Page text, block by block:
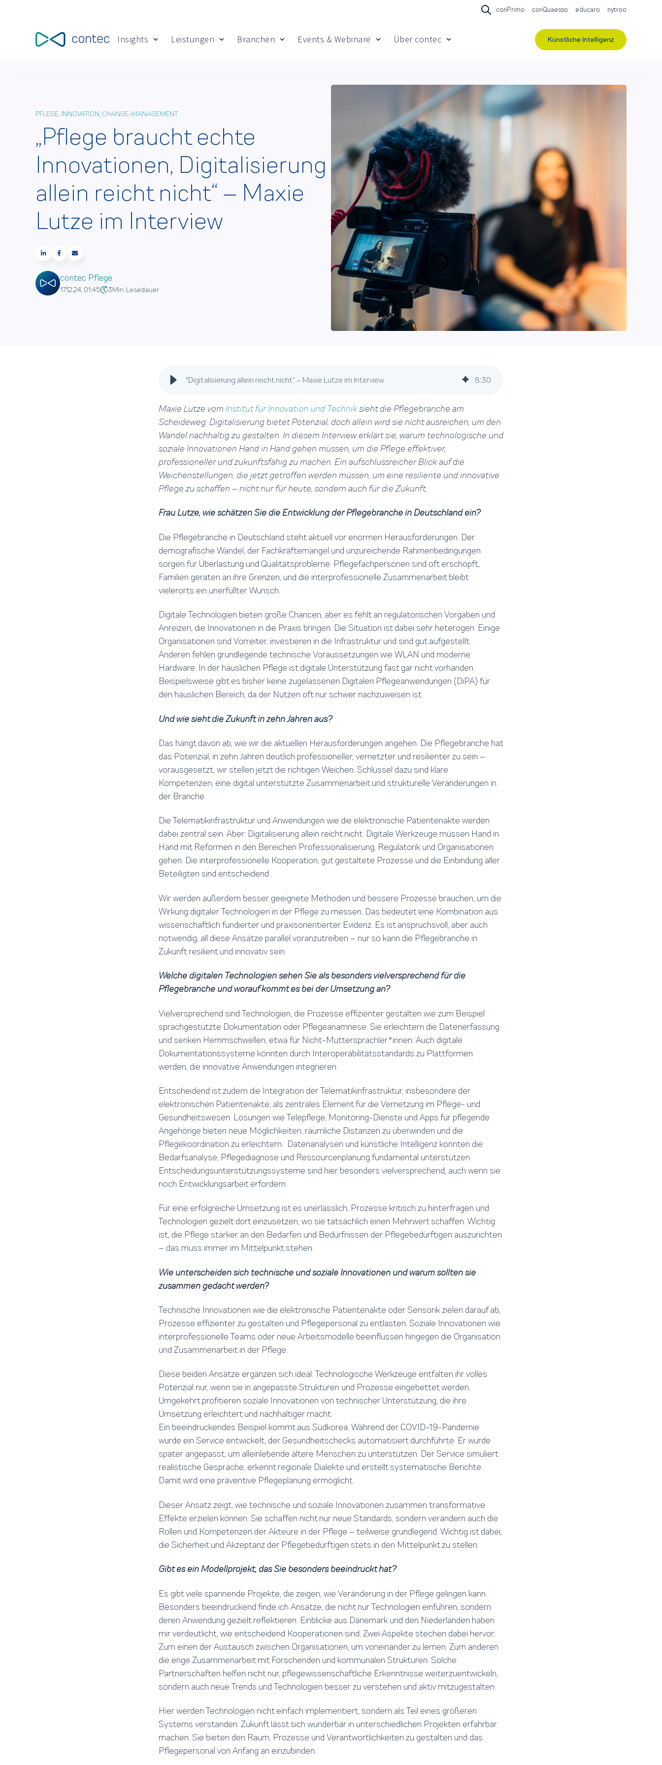
Open search
conPrimo conQuaesso educaro nytroo
Insights
Show submenu for Insights
Leistungen
Show submenu for Leistungen
Branchen
Show submenu for Branchen
Events & Webinare
Show submenu for Events & Webinare
Über contec
Show submenu for Über contec
Künstliche Intelligenz
PFLEGE, INNOVATION, CHANGE-MANAGEMENT
„Pflege braucht echte
Innovationen, Digitalisierung
allein reicht nicht“ – Maxie
Lutze im Interview
contec Pflege
17.12.24, 01:45 3Min. Lesedauer
"Digitalisierung allein reicht nicht“ – Maxie Lutze im Interview 8:30
Maxie Lutze vom Institut für Innovation und Techniksieht die Pflegebranche am
Scheideweg: Digitalisierung bietet Potenzial, doch allein wird sie nicht ausreichen, um den
Wandel nachhaltig zu gestalten. In diesem Interview erklärt sie, warum technologische und
soziale Innovationen Hand in Hand gehen müssen, um die Pflege effektiver,
professioneller und zukunftsfähig zu machen. Ein aufschlussreicher Blick auf die
Weichenstellungen, die jetzt getroffen werden müssen, um eine resiliente und innovative
Pflege zu schaffen – nicht nur für heute, sondern auch für die Zukunft.
Frau Lutze, wie schätzen Sie die Entwicklung der Pflegebranche in Deutschland ein?
Die Pflegebranche in Deutschland steht aktuell vor enormen Herausforderungen. Der
demografische Wandel, der Fachkräftemangel und unzureichende Rahmenbedingungen
sorgen für Überlastung und Qualitätsprobleme. Pflegefachpersonen sind oft erschöpft,
Familien geraten an ihre Grenzen, und die interprofessionelle Zusammenarbeit bleibt
vielerorts ein unerfüllter Wunsch.
Digitale Technologien bieten große Chancen, aber es fehlt an regulatorischen Vorgaben und
Anreizen, die Innovationen in die Praxis bringen. Die Situation ist dabei sehr heterogen: Einige
Organisationen sind Vorreiter, investieren in die Infrastruktur und sind gut aufgestellt.
Anderen fehlen grundlegende technische Voraussetzungen wie WLAN und moderne
Hardware. In der häuslichen Pflege ist digitale Unterstützung fast gar nicht vorhanden.
Beispielsweise gibt es bisher keine zugelassenen Digitalen Pflegeanwendungen (DiPA) für
den häuslichen Bereich, da der Nutzen oft nur schwer nachzuweisen ist.
Und wie sieht die Zukunft in zehn Jahren aus?
Das hängt davon ab, wie wir die aktuellen Herausforderungen angehen. Die Pflegebranche hat
das Potenzial, in zehn Jahren deutlich professioneller, vernetzter und resilienter zu sein –
vorausgesetzt, wir stellen jetzt die richtigen Weichen. Schlüssel dazu sind klare
Kompetenzen, eine digital unterstützte Zusammenarbeit und strukturelle Veränderungen in
der Branche.
Die Telematikinfrastruktur und Anwendungen wie die elektronische Patientenakte werden
dabei zentral sein. Aber: Digitalisierung allein reicht nicht. Digitale Werkzeuge müssen Hand in
Hand mit Reformen in den Bereichen Professionalisierung, Regulatorik und Organisationen
gehen. Die interprofessionelle Kooperation, gut gestaltete Prozesse und die Einbindung aller
Beteiligten sind entscheidend.
Wir werden außerdem besser geeignete Methoden und bessere Prozesse brauchen, um die
Wirkung digitaler Technologien in der Pflege zu messen. Das bedeutet eine Kombination aus
wissenschaftlich fundierter und praxisorientierter Evidenz. Es ist anspruchsvoll, aber auch
notwendig, all diese Ansätze parallel voranzutreiben – nur so kann die Pflegebranche in
Zukunft resilient und innovativ sein.
Welche digitalen Technologien sehen Sie als besonders vielversprechend für die
Pflegebranche und worauf kommt es bei der Umsetzung an?
Vielversprechend sind Technologien, die Prozesse effizienter gestalten wie zum Beispiel
sprachgestützte Dokumentation oder Pflegeanamnese. Sie erleichtern die Datenerfassung
und senken Hemmschwellen, etwa für Nicht-Muttersprachler*innen. Auch digitale
Dokumentationssysteme könnten durch Interoperabilitätsstandards zu Plattformen
werden, die innovative Anwendungen integrieren.
Entscheidend ist zudem die Integration der Telematikinfrastruktur, insbesondere der
elektronischen Patientenakte, als zentrales Element für die Vernetzung im Pflege- und
Gesundheitswesen. Lösungen wie Telepflege, Monitoring-Dienste und Apps für pflegende
Angehörige bieten neue Möglichkeiten, räumliche Distanzen zu überwinden und die
Pflegekoordination zu erleichtern. Datenanalysen und künstliche Intelligenz könnten die
Bedarfsanalyse, Pflegediagnose und Ressourcenplanung fundamental unterstützen.
Entscheidungsunterstützungssysteme sind hier besonders vielversprechend, auch wenn sie
noch Entwicklungsarbeit erfordern.
Für eine erfolgreiche Umsetzung ist es unerlässlich, Prozesse kritisch zu hinterfragen und
Technologien gezielt dort einzusetzen, wo sie tatsächlich einen Mehrwert schaffen. Wichtig
ist, die Pflege stärker an den Bedarfen und Bedürfnissen der Pflegebedürftigen auszurichten
– das muss immer im Mittelpunkt stehen.
Wie unterscheiden sich technische und soziale Innovationen und warum sollten sie
zusammen gedacht werden?
Technische Innovationen wie die elektronische Patientenakte oder Sensorik zielen darauf ab,
Prozesse effizienter zu gestalten und Pflegepersonal zu entlasten. Soziale Innovationen wie
interprofessionelle Teams oder neue Arbeitsmodelle beeinflussen hingegen die Organisation
und Zusammenarbeit in der Pflege.
Diese beiden Ansätze ergänzen sich ideal: Technologische Werkzeuge entfalten ihr volles
Potenzial nur, wenn sie in angepasste Strukturen und Prozesse eingebettet werden.
Umgekehrt profitieren soziale Innovationen von technischer Unterstützung, die ihre
Umsetzung erleichtert und nachhaltiger macht.
Ein beeindruckendes Beispiel kommt aus Südkorea: Während der COVID-19-Pandemie
wurde ein Service entwickelt, der Gesundheitschecks automatisiert durchführte. Er wurde
später angepasst, um alleinlebende ältere Menschen zu unterstützen. Der Service simuliert
realistische Gespräche, erkennt regionale Dialekte und erstellt systematische Berichte.
Damit wird eine präventive Pflegeplanung ermöglicht.
Dieser Ansatz zeigt, wie technische und soziale Innovationen zusammen transformative
Effekte erzielen können. Sie schaffen nicht nur neue Standards, sondern verändern auch die
Rollen und Kompetenzen der Akteure in der Pflege – teilweise grundlegend. Wichtig ist dabei,
die Sicherheit und Akzeptanz der Pflegebedürftigen stets in den Mittelpunkt zu stellen.
Gibt es ein Modellprojekt, das Sie besonders beeindruckt hat?
Es gibt viele spannende Projekte, die zeigen, wie Veränderung in der Pflege gelingen kann.
Besonders beeindruckend finde ich Ansätze, die nicht nur Technologien einführen, sondern
deren Anwendung gezielt reflektieren. Einblicke aus Dänemark und den Niederlanden haben
mir verdeutlicht, wie entscheidend Kooperationen sind. Zwei Aspekte stechen dabei hervor:
Zum einen der Austausch zwischen Organisationen, um voneinander zu lernen. Zum anderen
die enge Zusammenarbeit mit Forschenden und kommunalen Strukturen. Solche
Partnerschaften helfen nicht nur, pflegewissenschaftliche Erkenntnisse weiterzuentwickeln,
sondern auch neue Trends und Technologien besser zu verstehen und aktiv mitzugestalten.
Hier werden Technologien nicht einfach implementiert, sondern als Teil eines größeren
Systems verstanden. Zukunft lässt sich wunderbar in unterschiedlichen Projekten erfahrbar
machen. Sie bieten den Raum, Prozesse und Verantwortlichkeiten zu gestalten und das
Pflegepersonal von Anfang an einzubinden.